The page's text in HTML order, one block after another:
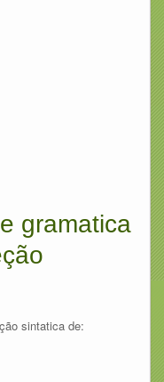
gramatica
sintatica de: